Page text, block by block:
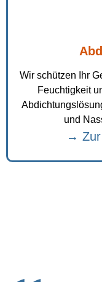
Wir schützen Ihr
Feuchtigkeit
und
→ Zur